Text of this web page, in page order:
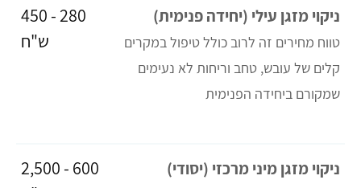
ניקוי מזגן עילי (יחידה פנימית)
טווח מחירים זה לרוב כולל טיפול במקרים
קלים של עובש, טחב וריחות לא נעימים
שמקורם ביחידה הפנימית
280 - 450
ש"ח
ניקוי מזגן מיני מרכזי (יסודי)
600 - 2,500